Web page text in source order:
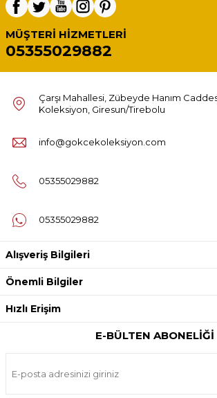
MÜŞTERI HIZMETLERI
05355029882
Çarşı Mahallesi, Zübeyde Hanım
Koleksiyon, Giresun/Tirebolu
info@gokcekoleksiyon.com
05355029882
05355029882
Alışveriş Bilgileri
Önemli Bilgiler
Hızlı Erişim
E-BÜLTEN ABONELIĞI